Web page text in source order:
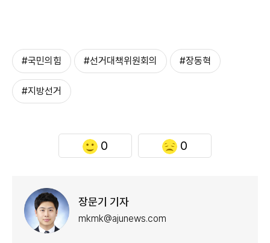
#국민의힘 #선거대책위원회의 #장동혁
#지방선거
0 0
장문기 기자
mkmk@ajunews.com